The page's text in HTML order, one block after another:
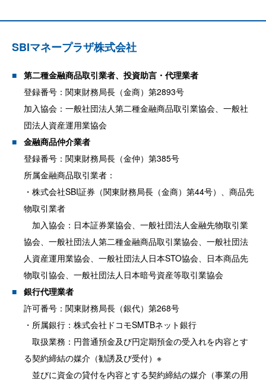
SBIマネープラザ株式会社
第二種金融商品取引業者、投資助言・代理業者
登録番号：関東財務局長（金商）第2893号
加入協会：一般社団法人第二種金融商品取引業協会、一般社
団法人資産運用業協会
金融商品仲介業者
登録番号：関東財務局長（金仲）第385号
所属金融商品取引業者：
・株式会社SBI証券（関東財務局長（金商）第44号）、商品先
物取引業者
加入協会：日本証券業協会、一般社団法人金融先物取引業
協会、一般社団法人第二種金融商品取引業協会、一般社団法
人資産運用業協会、一般社団法人日本STO協会、日本商品先
物取引協会、一般社団法人日本暗号資産等取引業協会
銀行代理業者
許可番号：関東財務局長（銀代）第268号
・所属銀行：株式会社ドコモSMTBネット銀行
取扱業務：円普通預金及び円定期預金の受入れを内容とす
る契約締結の媒介（勧誘及び受付）※
並びに資金の貸付を内容とする契約締結の媒介（事業の用